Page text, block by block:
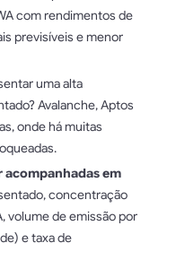
com rendimentos de
previsíveis e menor
uma alta
Avalanche, Aptos
onde há muitas
acompanhadas em
concentração
volume de emissão por
e taxa de